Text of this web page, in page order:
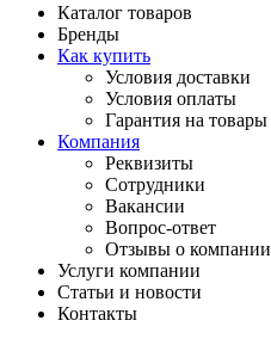
Каталог товаров
Бренды
Как купить
Условия доставки
Условия оплаты
Гарантия на товары
Компания
Реквизиты
Сотрудники
Вакансии
Вопрос-ответ
Отзывы о компании
Услуги компании
Статьи и новости
Контакты